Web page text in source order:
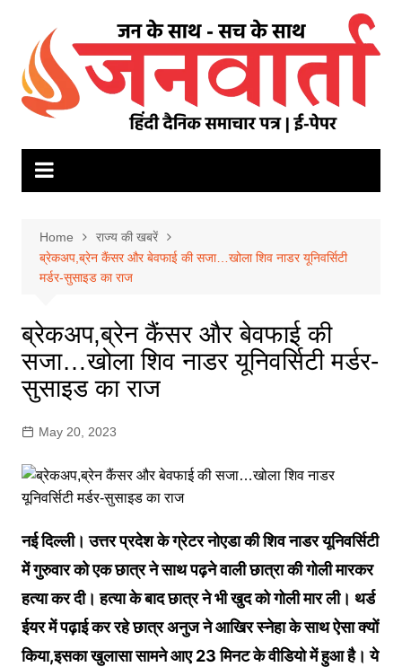
content
Home
राज्य की खबरें
ब्रेकअप,ब्रेन कैंसर और बेवफाई की सजा…खोला शिव नाडर यूनिवर्सिटी
मर्डर-सुसाइड का राज
ब्रेकअप,ब्रेन कैंसर और बेवफाई की
सजा…खोला शिव नाडर यूनिवर्सिटी मर्डर-
सुसाइड का राज
May 20, 2023
नई दिल्ली। उत्तर प्रदेश के ग्रेटर नोएडा की शिव नाडर यूनिवर्सिटी
में गुरुवार को एक छात्र ने साथ पढ़ने वाली छात्रा की गोली मारकर
हत्‍या कर दी। हत्‍या के बाद छात्र ने भी खुद को गोली मार ली। थर्ड
ईयर में पढ़ाई कर रहे छात्र अनुज ने आखिर स्‍नेहा के साथ ऐसा क्‍यों
किया,इसका खुलासा सामने आए 23 मिनट के वीडियो में हुआ है। ये